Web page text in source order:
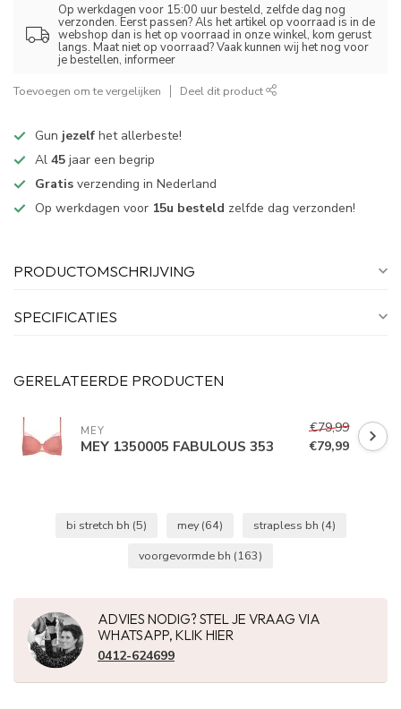
Op werkdagen voor 15:00 uur besteld, zelfde dag nog
verzonden. Eerst passen? Als het artikel op voorraad is in de
webshop dan is het op voorraad in onze winkel, kom gerust
langs. Maat niet op voorraad? Vaak kunnen wij het nog voor
je bestellen, informeer
Toevoegen om te vergelijken Deel dit product
Gun jezelf het allerbeste!
Al 45 jaar een begrip
Gratis verzending in Nederland
Op werkdagen voor 15u besteld zelfde dag verzonden!
PRODUCTOMSCHRIJVING
SPECIFICATIES
GERELATEERDE PRODUCTEN
MEY
MEY 1350005 FABULOUS 353
€79,99
€79,99
bi stretch bh (5) mey(64) strapless bh (4)
voorgevormde bh (163)
ADVIES NODIG? STEL JE VRAAG VIA
WHATSAPP, KLIK HIER
0412-624699